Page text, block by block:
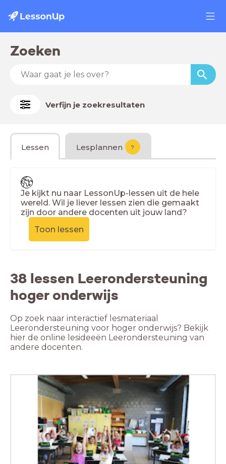
Zoeken
Verfijn je zoekresultaten
Lessen Lesplannen ?
Je kijkt nu naar LessonUp-lessen uit de hele
wereld. Wil je liever lessen zien die gemaakt
zijn door andere docenten uit jouw land?
Toon lessen
38 lessen Leerondersteuning
hoger onderwijs
Op zoek naar interactief lesmateriaal
Leerondersteuning voor hoger onderwijs? Bekijk
hier de online lesideeën Leerondersteuning van
andere docenten.